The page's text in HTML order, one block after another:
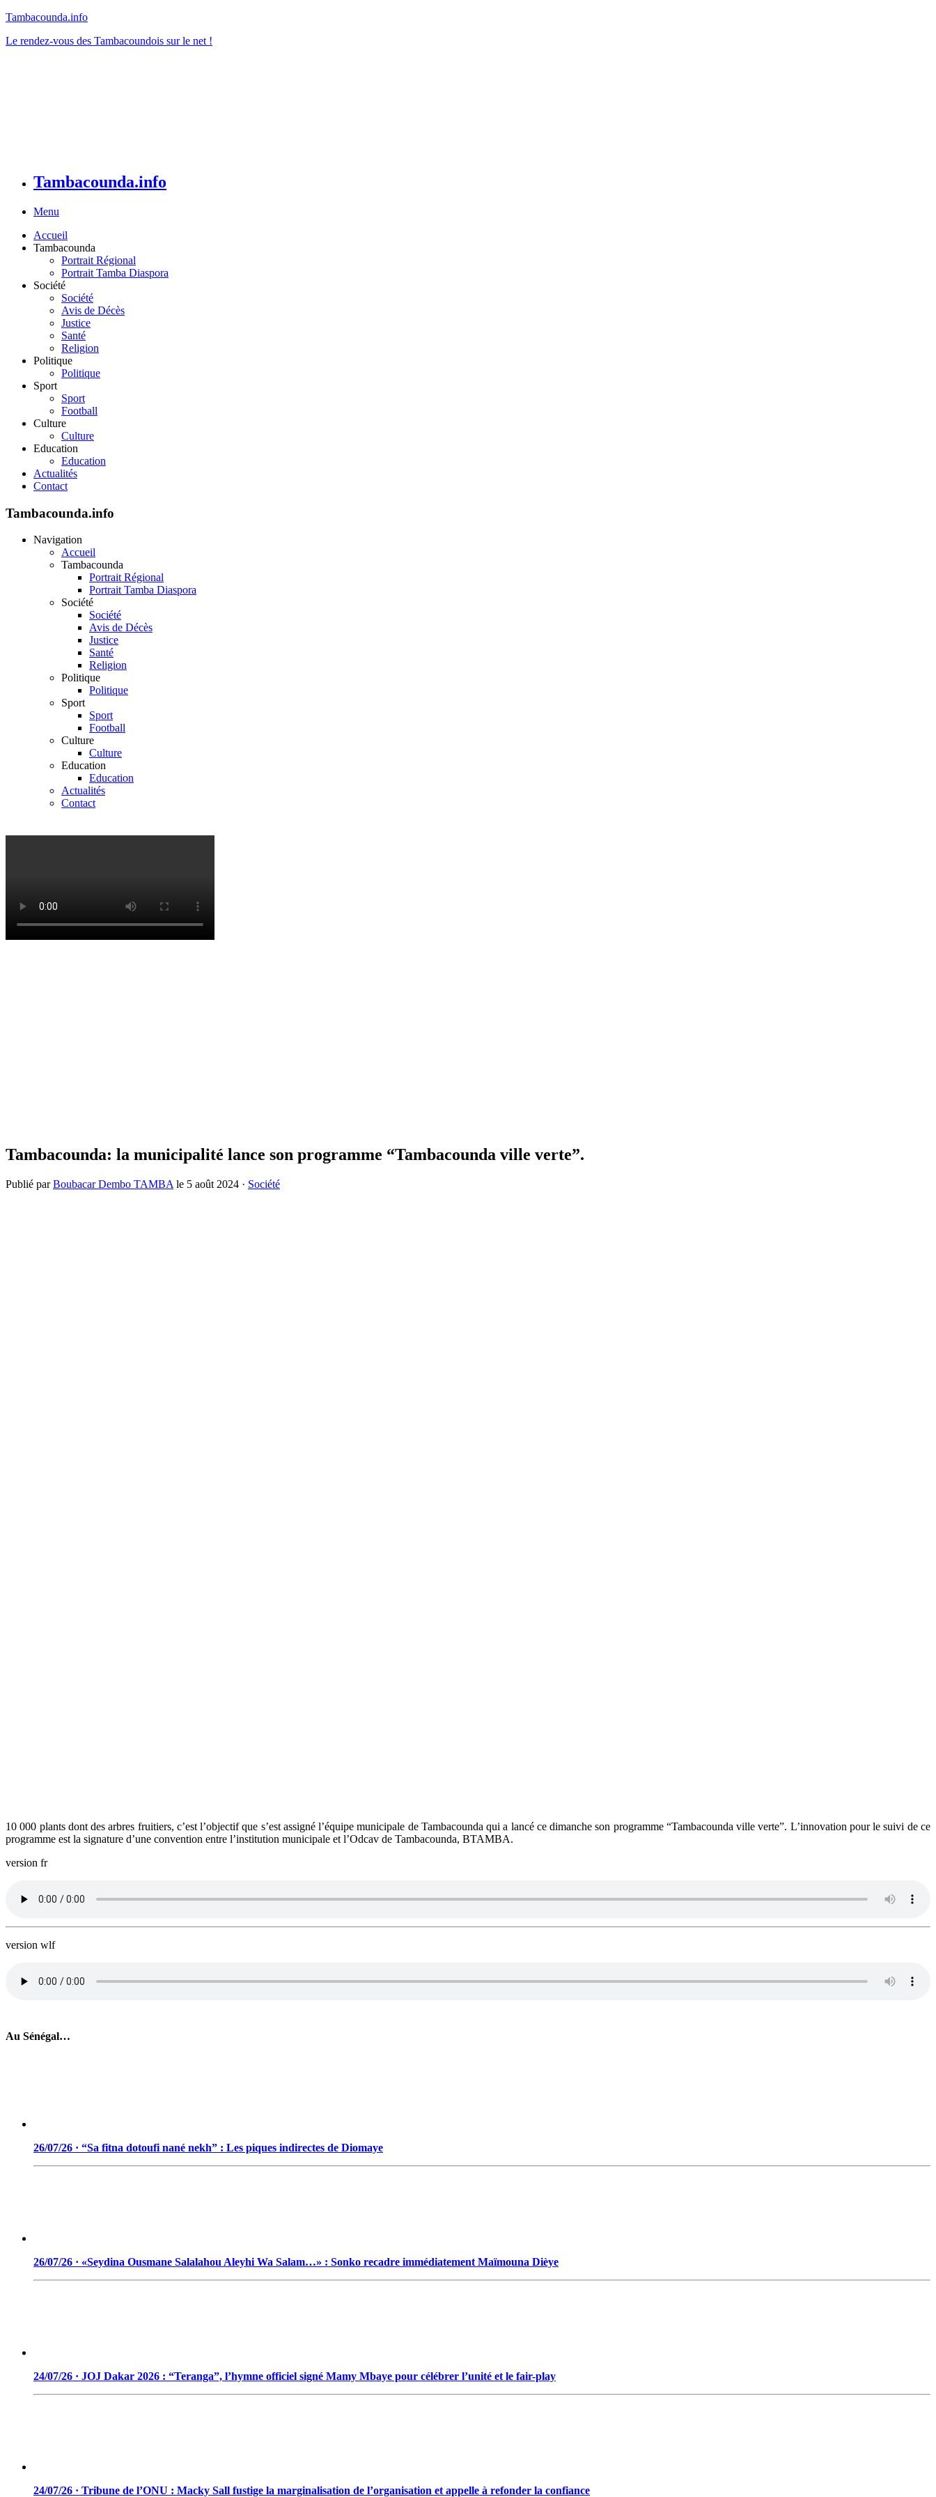
Tambacounda.info
Le rendez-vous des Tambacoundois sur le net !
Tambacounda.info
Menu
Accueil
Tambacounda
Portrait Régional
Portrait Tamba Diaspora
Société
Société
Avis de Décès
Justice
Santé
Religion
Politique
Politique
Sport
Sport
Football
Culture
Culture
Education
Education
Actualités
Contact
Tambacounda.info
Navigation
Accueil
Tambacounda
Portrait Régional
Portrait Tamba Diaspora
Société
Société
Avis de Décès
Justice
Santé
Religion
Politique
Politique
Sport
Sport
Football
Culture
Culture
Education
Education
Actualités
Contact
Tambacounda: la municipalité lance son programme “Tambacounda ville verte”.
Publié parBoubacar Dembo TAMBA le 5 août 2024 · Société
10 000 plants dont des arbres fruitiers, c’est l’objectif que s’est assigné l’équipe municipale de Tambacounda qui a lancé ce dimanche son programme “Tambacounda ville verte”. L’innovation pour le suivi de ce
programme est la signature d’une convention entre l’institution municipale et l’Odcav de Tambacounda, BTAMBA.
version fr
version wlf
Au Sénégal…
26/07/26 · “Sa fitna dotoufi nané nekh” : Les piques indirectes de Diomaye
26/07/26 · «Seydina Ousmane Salalahou Aleyhi Wa Salam…» : Sonko recadre immédiatement Maïmouna Dièye
24/07/26 · JOJ Dakar 2026 : “Teranga”, l’hymne officiel signé Mamy Mbaye pour célébrer l’unité et le fair-play
24/07/26 · Tribune de l’ONU : Macky Sall fustige la marginalisation de l’organisation et appelle à refonder la confiance